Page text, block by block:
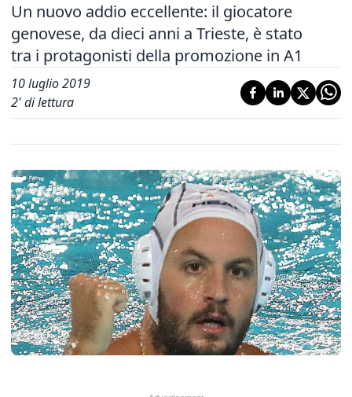
Un nuovo addio eccellente: il giocatore
genovese, da dieci anni a Trieste, è stato
tra i protagonisti della promozione in A1
10 luglio 2019
2' di lettura